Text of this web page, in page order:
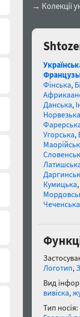
→ Колекції
Фінська,
Данська,
Норвезька
Угорська,
Кумицька,
Чеченська
Логотип,
Вид
вивіска,
Тип носія: